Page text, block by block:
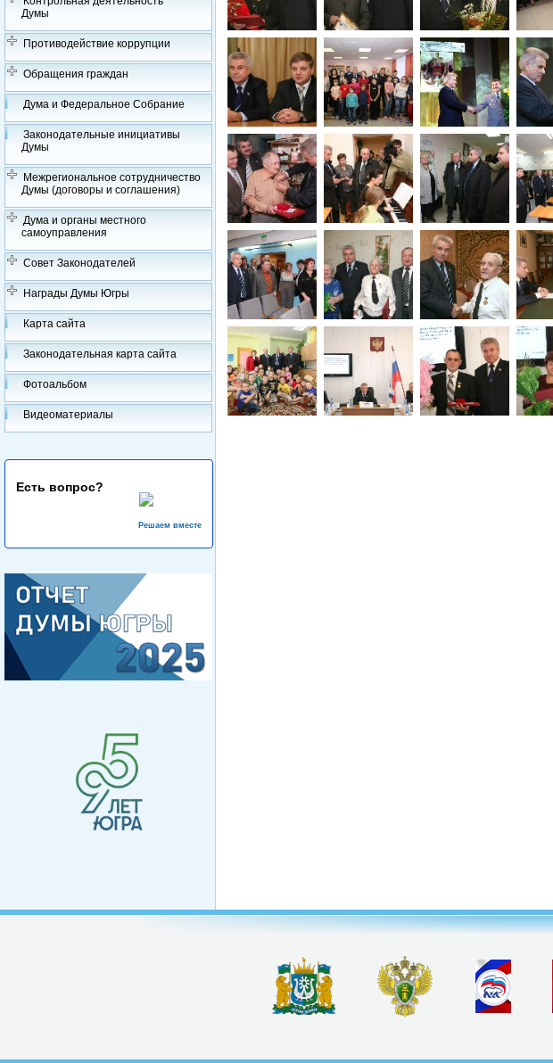
Думы
Противодействие коррупции
Обращения граждан
Дума и Федеральное Собрание
Законодательные инициативы
Думы
Межрегиональное сотрудничество
Думы (договоры и соглашения)
Дума и органы местного
самоуправления
Совет Законодателей
Награды Думы Югры
Карта сайта
Законодательная карта сайта
Фотоальбом
Видеоматериалы
Есть вопрос?
Решаем вместе